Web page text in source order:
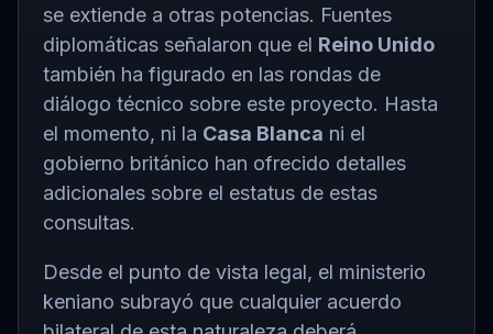
se extiende a otras potencias. Fuentes
diplomáticas señalaron que el Reino Unido
también ha figurado en las rondas de
diálogo técnico sobre este proyecto. Hasta
el momento, ni la Casa Blanca ni el
gobierno británico han ofrecido detalles
adicionales sobre el estatus de estas
consultas.
Desde el punto de vista legal, el ministerio
keniano subrayó que cualquier acuerdo